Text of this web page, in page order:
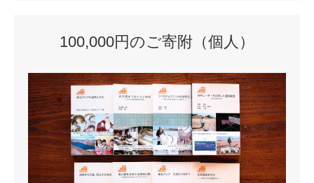
100,000円のご寄附（個人）